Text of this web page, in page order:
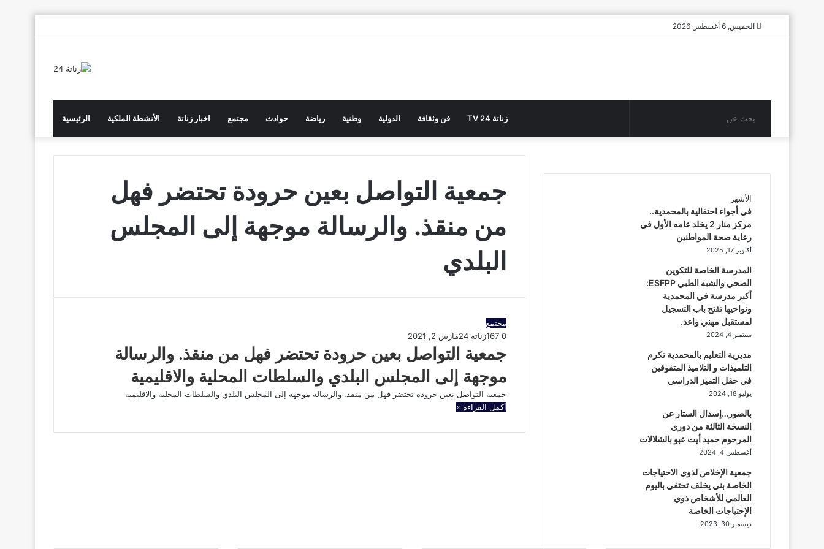
الخميس, 6 أغسطس 2026
الرئيسية الأنشطة الملكية اخبار زناتة مجتمع حوادث رياضة وطنية الدولية فن وثقافة زناتة 24 TV بحث
جمعية التواصل بعين حرودة تحتضر فهل
من منقذ. والرسالة موجهة إلى المجلس
البلدي
مجتمع
زناتة 24
مارس 2, 2021 0
جمعية التواصل بعين حرودة تحتضر فهل من منقذ. والرسالة
موجهة إلى المجلس البلدي والسلطات المحلية والاقليمية
جمعية التواصل بعين حرودة تحتضر فهل من منقذ. والرسالة موجهة إلى المجلس البلدي والسلطات المحلية والاقليمية
أكمل القراءة »
الأشهر
في أجواء احتفالية بالمحمدية..
مركز منار 2 يخلد عامه الأول في
رعاية صحة المواطنين
أكتوبر 17, 2025
المدرسة الخاصة للتكوين
الصحي والشبه الطبي ESFPP:
أكبر مدرسة في المحمدية
ونواحيها تفتح باب التسجيل
لمستقبل مهني واعد.
سبتمبر 4, 2024
مديرية التعليم بالمحمدية تكرم
التلميذات و التلاميذ المتفوقين
في حفل التميز الدراسي
يوليو 18, 2024
بالصور…إسدال الستار عن
النسخة الثالثة من دوري
المرحوم حميد أيت عبو بالشلالات
أغسطس 4, 2024
جمعية الإخلاص لذوي الاحتياجات
الخاصة بني يخلف تحتفي باليوم
العالمي للأشخاص ذوي
الإحتياجات الخاصة
ديسمبر 30, 2023